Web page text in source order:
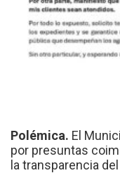
Polémica. El
por presuntas
la transparencia del